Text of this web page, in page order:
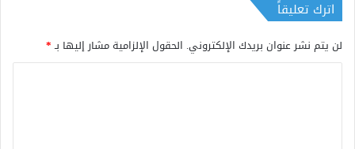
اترك تعليقاً
لن يتم نشر عنوان بريدك الإلكتروني. الحقول الإلزامية مشار إليها بـ*